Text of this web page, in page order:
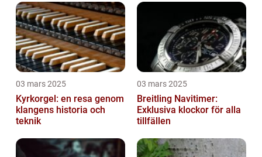
03 mars 2025
Kyrkorgel: en resa genom
klangens historia och
teknik
03 mars 2025
Breitling Navitimer:
Exklusiva klockor för alla
tillfällen